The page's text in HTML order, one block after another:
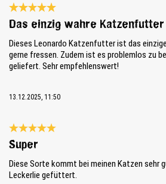
Bewertung mit 5 von 5 Sternen
Das einzig wahre Katzenfutter
Dieses Leonardo Katzenfutter ist das
gerne fressen. Zudem ist es problemlos zu
geliefert. Sehr empfehlenswert!
13.12.2025, 11:50
Bewertung mit 5 von 5 Sternen
Super
Diese Sorte kommt bei meinen Katzen sehr
Leckerlie gefüttert.